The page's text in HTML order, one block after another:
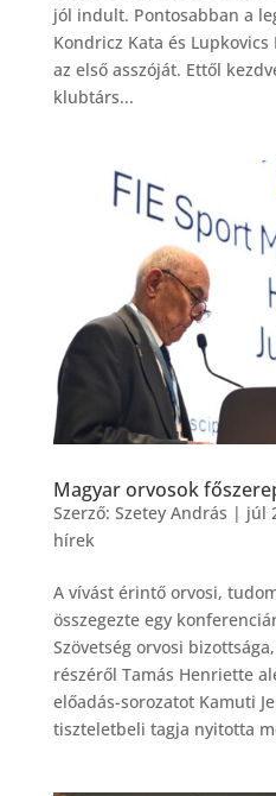
jól indult. Pontosabban a
Kondricz Kata és
az első asszóját. Ettől
klubtárs...
Magyar orvosok
Szerző: Szetey András | júl
hírek
A vívást érintő orvosi,
összegezte egy
Szövetség orvosi
részéről Tamás Henriette
előadás-sorozatot Kamuti
tiszteletbeli tagja nyitotta